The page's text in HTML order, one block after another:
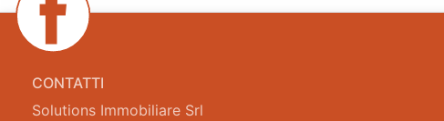
CONTATTI
Solutions Immobiliare Srl